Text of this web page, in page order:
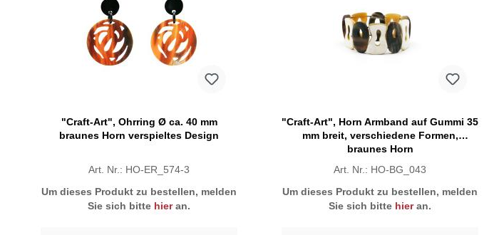
"Craft-Art", Ohrring Ø ca. 40 mm
braunes Horn verspieltes Design
Art. Nr.: HO-ER_574-3
Um dieses Produkt zu bestellen, melden
Sie sich bitte hieran.
"Craft-Art", Horn Armband auf Gummi 35
mm breit, verschiedene Formen,
braunes Horn
Art. Nr.: HO-BG_043
Um dieses Produkt zu bestellen, melden
Sie sich bitte hieran.